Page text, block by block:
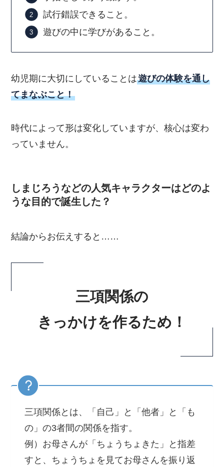
試行錯誤できること。
遊びの中に学びがあること。
幼児期に大切にしていることは遊びの体験を通し
てまなぶこと！
時代によって形は変化していますが、核心は変わ
っていません。
しまじろうなどの人気キャラクターはどのよ
うな目的で誕生した？
結論からお伝えすると……
三項関係の
きっかけを作るため！
三項関係とは、「自己」と「他者」と「も
の」の3者間の関係を指す。
例）お母さんが「ちょうちょきた」と指差
すと、ちょうちょを見てお母さんを振り返